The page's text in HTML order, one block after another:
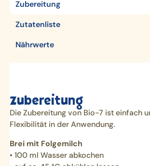
Zubereitung
Zutatenliste
Nährwerte
Zubereitung
Die Zubereitung von Bio-7 ist einfach
Flexibilität in der Anwendung.
Brei mit Folgemilch
• 100 ml Wasser abkochen